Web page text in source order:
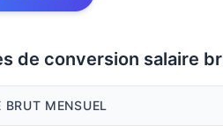
de conversion salaire
BRUT MENSUEL